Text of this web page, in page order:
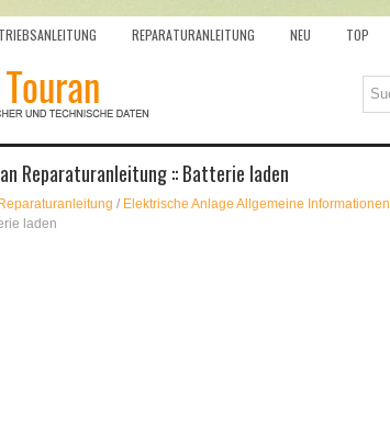
REPARATURANLEITUNG NEU TOP
Reparaturanleitung :: Batterie laden
/ Elektrische Anlage Allgemeine Informationen
laden